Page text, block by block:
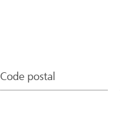
Code postal